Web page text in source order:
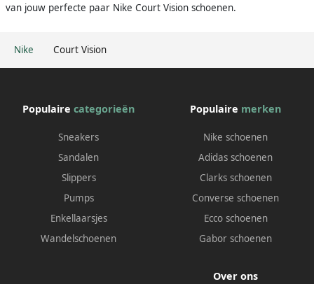
Nike Court Vision
van jouw perfecte paar Nike Court Vision schoenen.
Populaire categorieën
Sneakers
Sandalen
Slippers
Pumps
Enkellaarsjes
Wandelschoenen
Populaire merken
Nike schoenen
Adidas schoenen
Clarks schoenen
Converse schoenen
Ecco schoenen
Gabor schoenen
Over ons